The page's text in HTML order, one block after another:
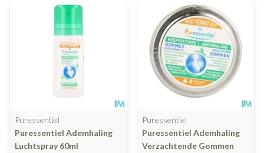
Puressentiel
Puressentiel Ademhaling
Luchtspray 60ml
Puressentiel
Puressentiel Ademhaling
Verzachtende Gommen